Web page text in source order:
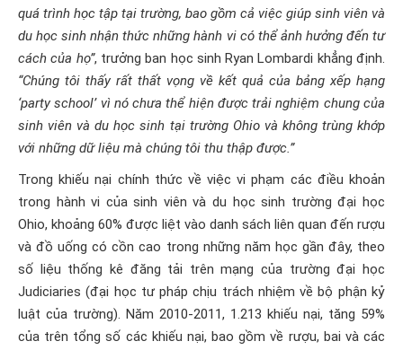
quá trình học tập tại trường, bao gồm cả việc giúp sinh viên và
du học sinh nhận thức những hành vi có thể ảnh hưởng đến tư
cách của họ”, trưởng ban học sinh Ryan Lombardi khẳng định.
“Chúng tôi thấy rất thất vọng về kết quả của bảng xếp hạng
‘party school’ vì nó chưa thể hiện được trải nghiệm chung của
sinh viên và du học sinh tại trường Ohio và không trùng khớp
với những dữ liệu mà chúng tôi thu thập được.”
Trong khiếu nại chính thức về việc vi phạm các điều khoản
trong hành vi của sinh viên và du học sinh trường đại học
Ohio, khoảng 60% được liệt vào danh sách liên quan đến rượu
và đồ uống có cồn cao trong những năm học gần đây, theo
số liệu thống kê đăng tải trên mạng của trường đại học
Judiciaries (đại học tư pháp chịu trách nhiệm về bộ phận kỷ
luật của trường). Năm 2010-2011, 1.213 khiếu nại, tăng 59%
của trên tổng số các khiếu nại, bao gồm về rượu, bai và các